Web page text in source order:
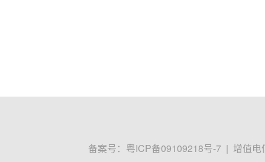
备案号： 粤ICP备09109218号-7 | 增值电